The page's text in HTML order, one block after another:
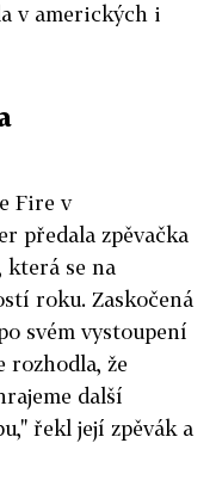
v amerických i
Fire v
předala zpěvačka
která se na
roku. Zaskočená
svém vystoupení
rozhodla, že
další
řekl její zpěvák a